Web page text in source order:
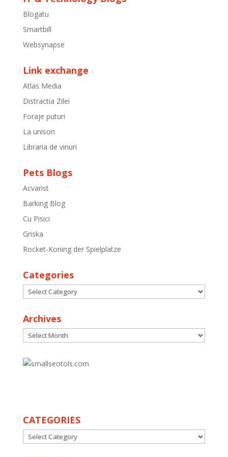
Blogatu
Smartbill
Websynapse
Link exchange
Atlas Media
Distractia Zilei
Foraje puturi
La unison
Libraria de vinuri
Pets Blogs
Acvarist
Barking Blog
Cu Pisici
Griska
Rocket-Koning der Spielplatze
Categories
Categories
Archives
Archives
CATEGORIES
CATEGORIES